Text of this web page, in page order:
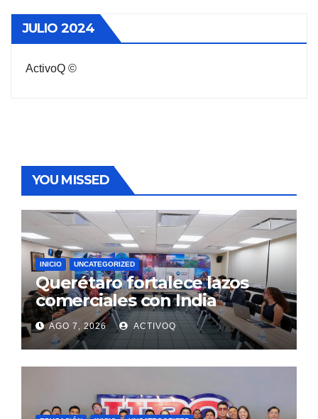
JULIO 2024
ActivoQ ©
YOU MISSED
INICIO UNCATEGORIZED
Querétaro fortalece lazos
comerciales con India
AGO 7, 2026 ACTIVOQ